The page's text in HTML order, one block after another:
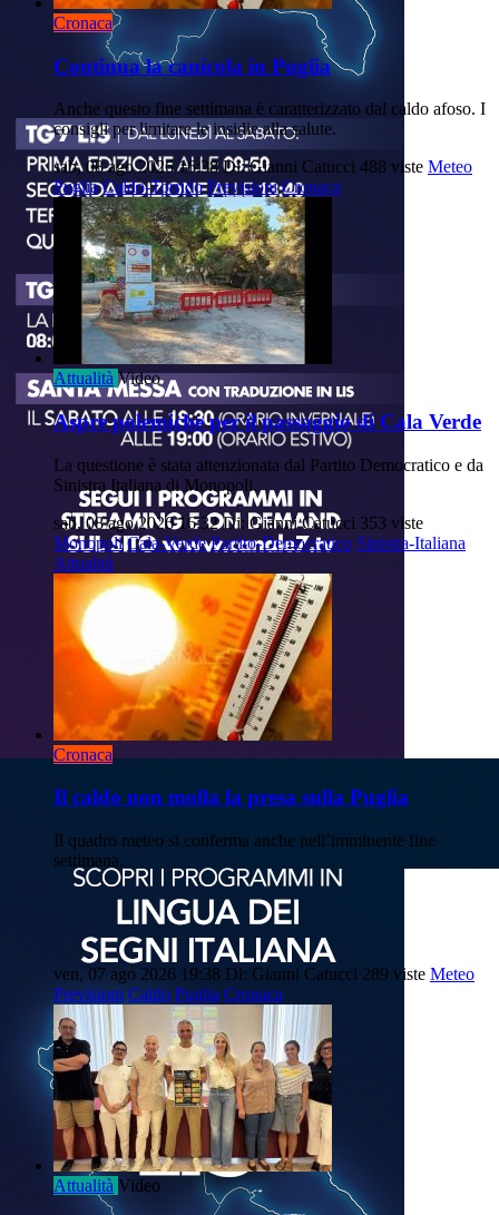
Cronaca
Continua la canicola in Puglia
Anche questo fine settimana è caratterizzato dal caldo afoso. I
consigli per limitare le insidie alla salute.
sab, 08 ago 2026 16:38 Di: Gianni Catucci 488 viste Meteo
Puglia Caldo-Torrido Previsioni Cronaca
Attualità Video
Aspre polemiche per il passaggio di Cala Verde
La questione è stata attenzionata dal Partito Democratico e da
Sinistra Italiana di Monopoli.
sab, 08 ago 2026 16:32 Di: Gianni Catucci 353 viste
Monopoli Cala-Verde Partito-Democratico Sinistra-Italiana
Attualità
Cronaca
Il caldo non molla la presa sulla Puglia
Il quadro meteo si conferma anche nell’imminente fine
settimana.
ven, 07 ago 2026 19:38 Di: Gianni Catucci 289 viste Meteo
Previsioni Caldo Puglia Cronaca
Attualità Video